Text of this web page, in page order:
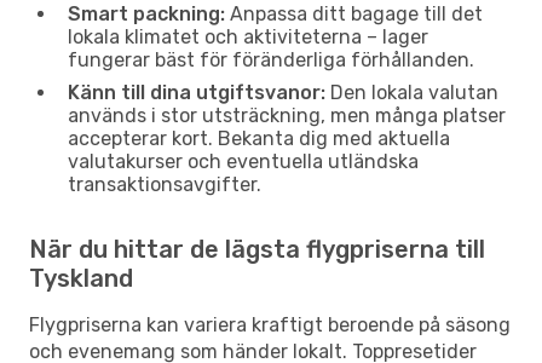
Smart packning: Anpassa ditt bagage till det
lokala klimatet och aktiviteterna – lager
fungerar bäst för föränderliga förhållanden.
Känn till dina utgiftsvanor: Den lokala valutan
används i stor utsträckning, men många platser
accepterar kort. Bekanta dig med aktuella
valutakurser och eventuella utländska
transaktionsavgifter.
När du hittar de lägsta flygpriserna till
Tyskland
Flygpriserna kan variera kraftigt beroende på säsong
och evenemang som händer lokalt. Toppresetider